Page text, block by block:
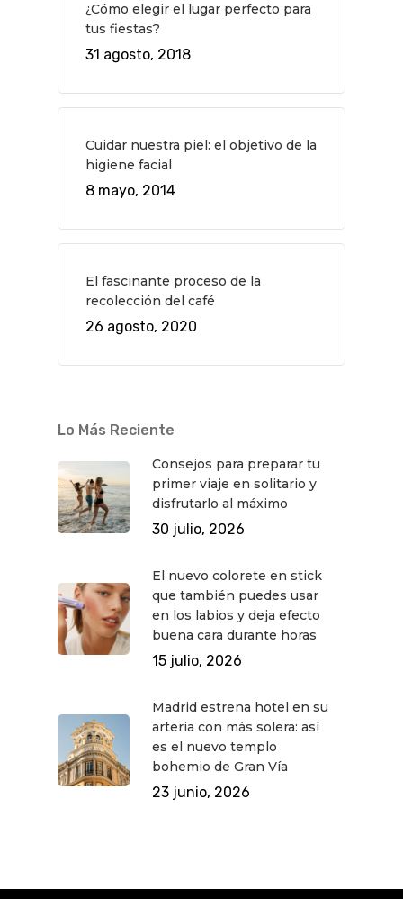
¿Cómo elegir el lugar perfecto para
tus fiestas?
31 agosto, 2018
Cuidar nuestra piel: el objetivo de la
higiene facial
8 mayo, 2014
El fascinante proceso de la
recolección del café
26 agosto, 2020
Lo Más Reciente
Consejos para preparar tu
primer viaje en solitario y
disfrutarlo al máximo
30 julio, 2026
El nuevo colorete en stick
que también puedes usar
en los labios y deja efecto
buena cara durante horas
15 julio, 2026
Madrid estrena hotel en su
arteria con más solera: así
es el nuevo templo
bohemio de Gran Vía
23 junio, 2026
Museos Y
Cine
Música
Restaurantes
Gourmet
Gastro
VIAJES